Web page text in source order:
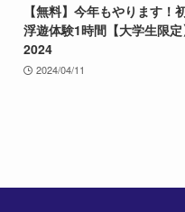
【無料】今年もやります！
浮遊体験1時間【大学生限
2024
2024/04/11